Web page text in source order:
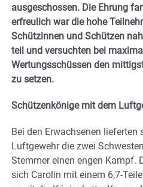
ausgeschossen. Die Ehrung
erfreulich war die hohe
Schützinnen und Schützen
teil und versuchten bei
Wertungsschüssen den
zu setzen.
Schützenkönige mit dem
Bei den Erwachsenen lieferten
Luftgewehr die zwei
Stemmer einen engen Kampf.
sich Carolin mit einem 6,7-